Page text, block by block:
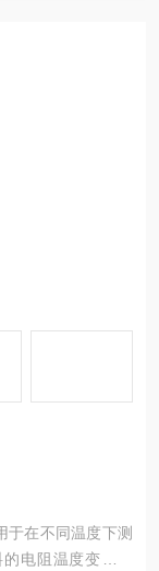
于在不同温度下测
电阻温度变化关